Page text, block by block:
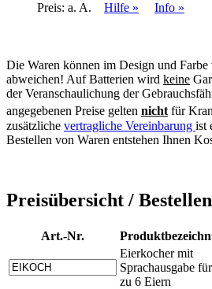
Preis: a. A. Hilfe » Info »
Die Waren können im Design und
abweichen! Auf Batterien wird keine
der Veranschaulichung der
angegebenen Preise gelten nichtfür
zusätzliche vertragliche Vereinbarung ist
Bestellen von Waren entstehen Ihnen
Preisübersicht / Bestellen
Art.-Nr.
Eierkocher mit
Sprachausgabe
zu 6 Eiern